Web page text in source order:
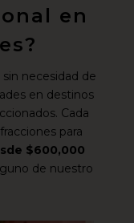
en
necesidad de
en destinos
Cada
para
$600,000
de nuestro